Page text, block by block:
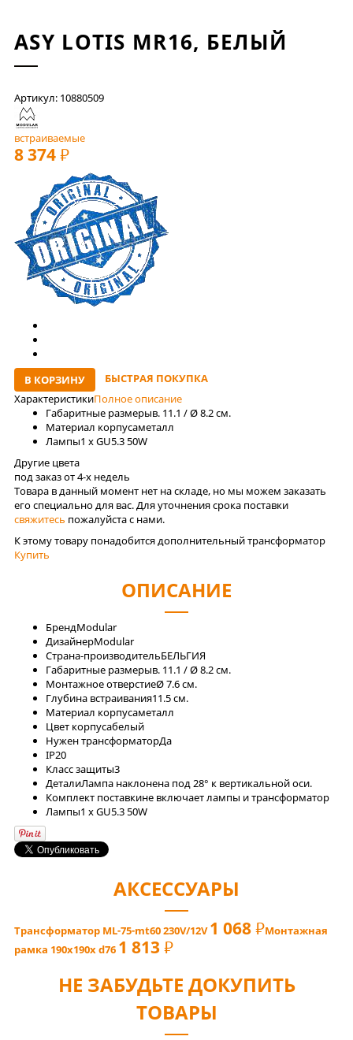
ASY LOTIS MR16, БЕЛЫЙ
Артикул: 10880509
встраиваемые
8 374 РУБ
В КОРЗИНУ
БЫСТРАЯ ПОКУПКА
ХарактеристикиПолное описание
Габаритные размерыв. 11.1 / Ø 8.2 см.
Материал корпусаметалл
Лaмпы1 x GU5.3 50W
Другие цвета
под заказ от 4-x недель
Товара в данный момент нет на складе, но мы можем заказать
его специально для вас. Для уточнения срока поставки
свяжитесь пожалуйста с нами.
К этому товару понадобится дополнительный трансформатор
Купить
ОПИСАНИЕ
БрендModular
ДизайнерModular
Страна-производительБЕЛЬГИЯ
Габаритные размерыв. 11.1 / Ø 8.2 см.
Монтажное отверстиеØ 7.6 см.
Глубина встраивания11.5 см.
Материал корпусаметалл
Цвет корпусабелый
Нужен трансформаторДа
IP20
Класс защиты3
ДеталиЛампа наклонена под 28° к вертикальной оси.
Комплект поставкине включает лампы и трансформатор
Лaмпы1 x GU5.3 50W
АКСЕССУАРЫ
Трансформатор ML-75-mt60 230V/12V1 068 РУБМонтажная
рамка 190x190x d76 1 813 РУБ
НЕ ЗАБУДЬТЕ ДОКУПИТЬ
ТОВАРЫ